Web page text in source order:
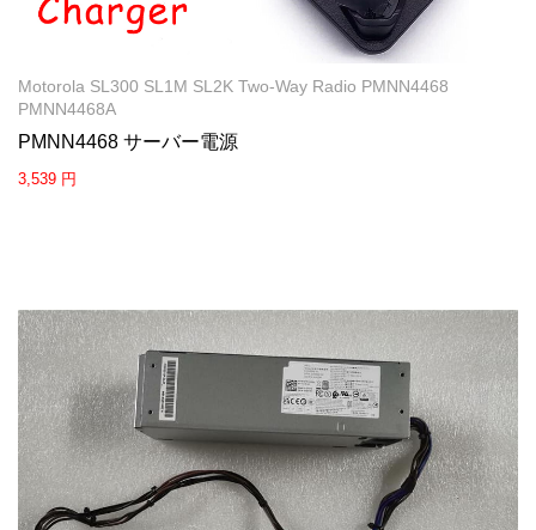
Motorola SL300 SL1M SL2K Two-Way Radio PMNN4468
PMNN4468A
PMNN4468 サーバー電源
3,539 円